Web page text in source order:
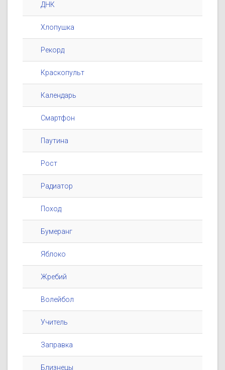
ДНК
Хлопушка
Рекорд
Краскопульт
Календарь
Смартфон
Паутина
Рост
Радиатор
Поход
Бумеранг
Яблоко
Жребий
Волейбол
Учитель
Заправка
Близнецы